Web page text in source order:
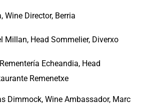
Wine Director, Berria
Millan, Head Sommelier, Diverxo
Echeandia, Head
Remenetxe
Dimmock, Wine Ambassador, Marc